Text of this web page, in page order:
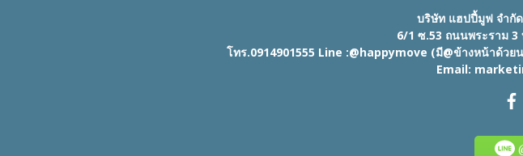
บริษัท แฮปปี้มูฟ จำกัด
6/1 ซ.53 ถนนพระราม 3
โทร.0914901555 Line :@happymove (มี@ข้างหน้าด้
Email: